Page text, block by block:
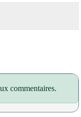
commentaires.